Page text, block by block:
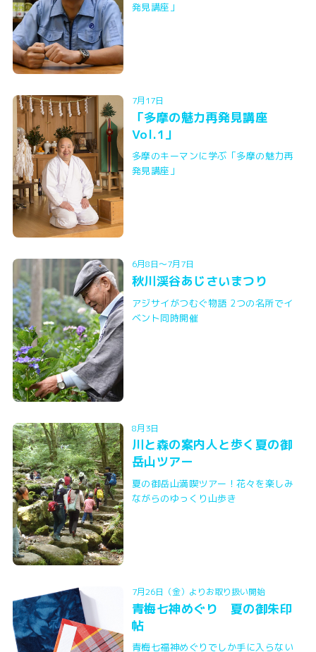
発見講座」
7月17日
「多摩の魅力再発見講座
Vol.1」
多摩のキーマンに学ぶ「多摩の魅力再
発見講座」
6月8日～7月7日
秋川渓谷あじさいまつり
アジサイがつむぐ物語 2つの名所でイ
ベント同時開催
8月3日
川と森の案内人と歩く夏の御
岳山ツアー
夏の御岳山満喫ツアー！花々を楽しみ
ながらのゆっくり山歩き
7月26日（金）よりお取り扱い開始
青梅七神めぐり 夏の御朱印
帖
青梅七福神めぐりでしか手に入らない